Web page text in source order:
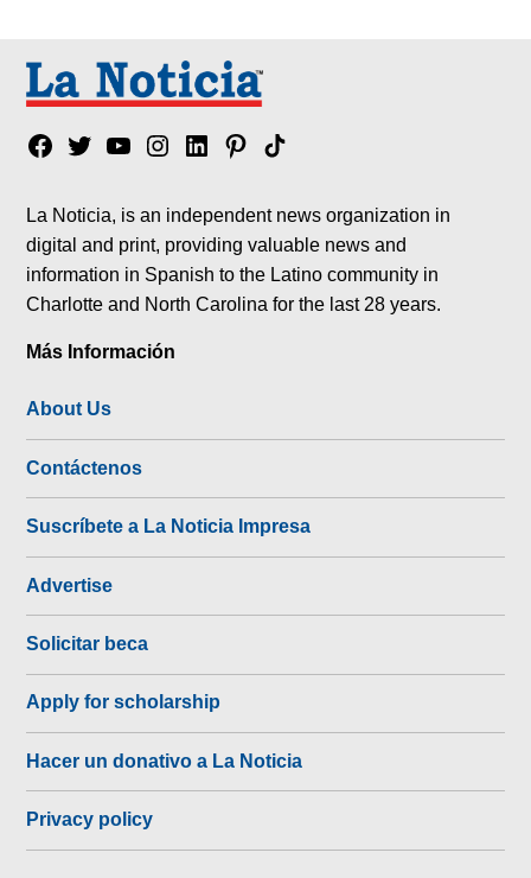
Facebook
TwitterYouTubeInstagram
LinkedinPinterest
Tik
La Noticia, is an independent news organization in
digital and print, providing valuable news and
information in Spanish to the Latino community in
Charlotte and North Carolina for the last 28 years.
Más Información
About Us
Contáctenos
Suscríbete a La Noticia Impresa
Advertise
Solicitar beca
Apply for scholarship
Hacer un donativo a La Noticia
Privacy policy